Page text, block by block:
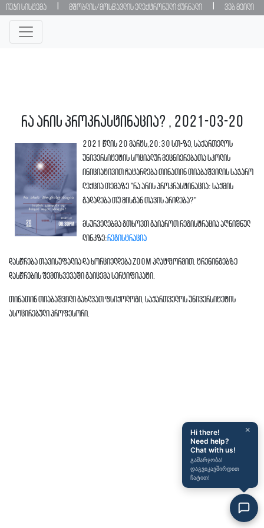
იუჯი სისტემა მშობლის/მოსწავლის ელექტრონული ჟურნალი ვებ მეილი
რა არის პროკრასტინაცია? , 2021-03-20
2021 წლის 20 მარტს,20:30 სთ-ზე, საქართელოს
უნივერსიტეტის სოციალურ მეცნიერებათა სკოლის
ინიციატივით ჩატარდება თინათინ თიაბაშვილის საჯარო
ლექცია თემაზე "რა არის პროკრასტინაცია: საქმის
გადადება თუ მისგან თავის არიდება?"
მსურველებმა გთხოვთ გაიაროთ რეგისტრაცია აღნიშნულ
ლინკზე:რეგისტრაცია
დასწრება თავისუფალია და ხორციელდება Zoom პლატფორმით. ტრენინგებზე
დასწრების შემთხვევაში გაიცემა სერტიფიკატი.
თინათინ თიაბაშვილი გახლვათ ფსიქოლოგი, საქართველოს უნივერსიტეტის
ასოცირებული პროფესორი.
×
Hi there!
Need help?
Chat with us!
გამარჯობა!
დაგვიკავშირდით
ჩატით!